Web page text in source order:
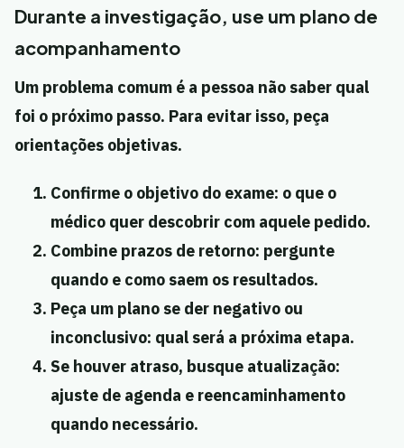
Durante a investigação, use um plano de
acompanhamento
Um problema comum é a pessoa não saber qual
foi o próximo passo. Para evitar isso, peça
orientações objetivas.
Confirme o objetivo do exame: o que o
médico quer descobrir com aquele pedido.
Combine prazos de retorno: pergunte
quando e como saem os resultados.
Peça um plano se der negativo ou
inconclusivo: qual será a próxima etapa.
Se houver atraso, busque atualização:
ajuste de agenda e reencaminhamento
quando necessário.